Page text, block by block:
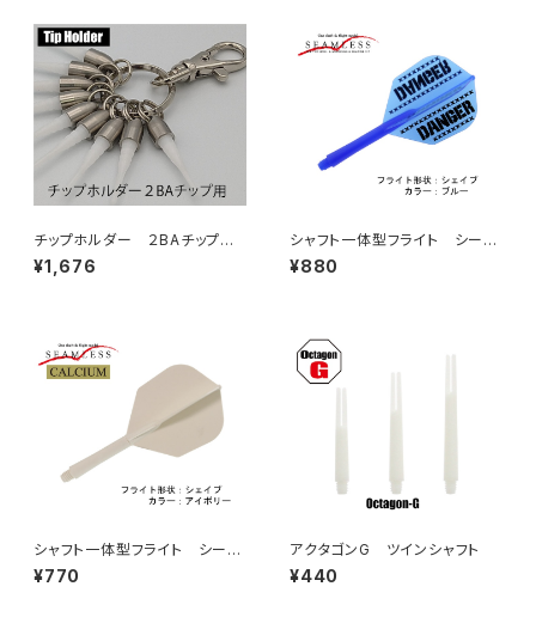
チップホルダー ２BAチップ
用 ９個タイプ
¥1,676
シャフト一体型フライト シーム
レス シェイプ DANGER カ
ラー：ブルー
¥880
シャフト一体型フライト シーム
レス カルシウム シェイプ
カラー：アイボリー
¥770
アクタゴンG ツインシャフト
¥440